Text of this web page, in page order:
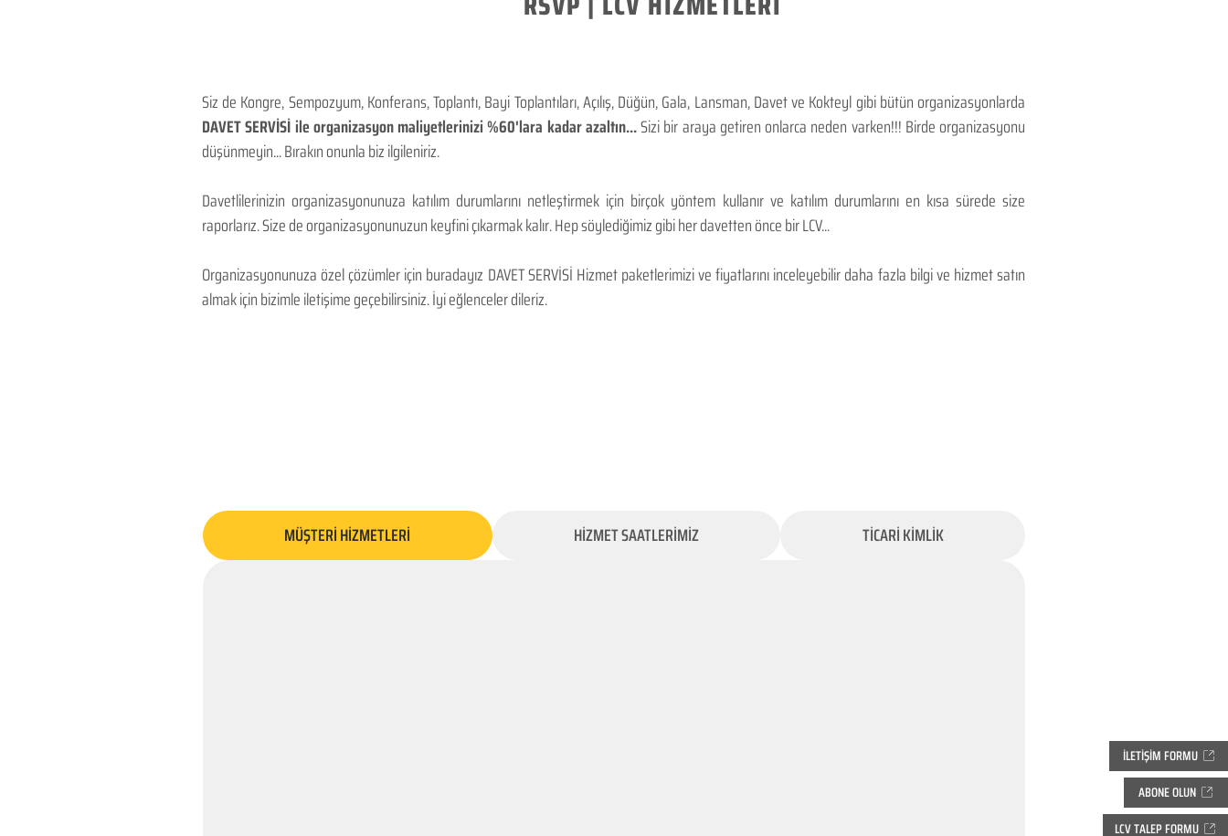
ABONE OLUN
LCV TALEP FORMU
İLETİŞİM FORMU
Siz de Kongre, Sempozyum, Konferans, Toplantı, Bayi Toplantıları, Açılış, Düğün, Gala, Lansman, Davet ve Kokteyl gibi bütün organizasyonlarda
DAVET SERVİSİ ile organizasyon maliyetlerinizi %60'lara kadar azaltın...Sizi bir araya getiren onlarca neden varken!!! Birde organizasyonu
düşünmeyin... Bırakın onunla biz ilgileniriz.
Davetlilerinizin organizasyonunuza katılım durumlarını netleştirmek için birçok yöntem kullanır ve katılım durumlarını en kısa sürede size
raporlarız. Size de organizasyonunuzun keyfini çıkarmak kalır. Hep söylediğimiz gibi her davetten önce bir LCV...
Organizasyonunuza özel çözümler için buradayız DAVET SERVİSİ Hizmet paketlerimizi ve fiyatlarını inceleyebilir daha fazla bilgi ve hizmet satın
almak için bizimle iletişime geçebilirsiniz. İyi eğlenceler dileriz.
MÜŞTERİ HİZMETLERİ HİZMET SAATLERİMİZ TİCARİ KİMLİK